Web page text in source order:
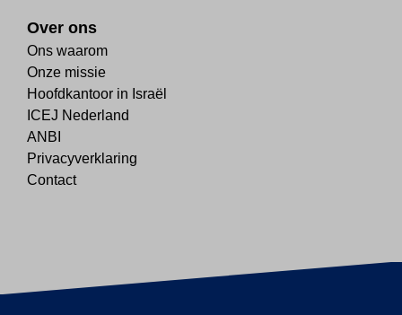
Over ons
Ons waarom
Onze missie
Hoofdkantoor in Israël
ICEJ Nederland
ANBI
Privacyverklaring
Contact